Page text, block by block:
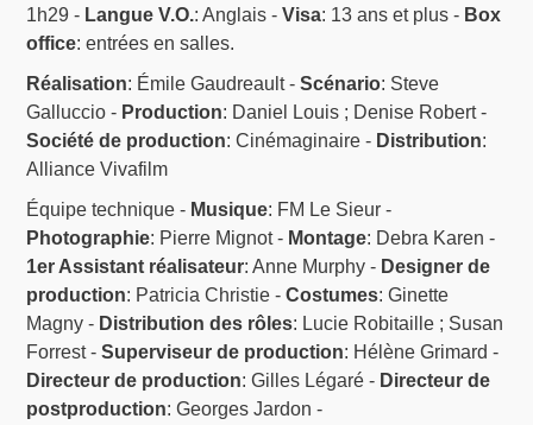
1h29 - Langue V.O.: Anglais -Visa: 13 ans et plus - Box
office: entrées en salles.
Réalisation: Émile Gaudreault -Scénario: Steve
Galluccio - Production: Daniel Louis ; Denise Robert -
Société de production: Cinémaginaire - Distribution:
Alliance Vivafilm
Équipe technique - Musique: FM Le Sieur -
Photographie: Pierre Mignot - Montage: Debra Karen -
1er Assistant réalisateur: Anne Murphy - Designer de
production: Patricia Christie -Costumes: Ginette
Magny - Distribution des rôles: Lucie Robitaille ; Susan
Forrest -Superviseur de production: Hélène Grimard -
Directeur de production: Gilles Légaré - Directeur de
postproduction: Georges Jardon -